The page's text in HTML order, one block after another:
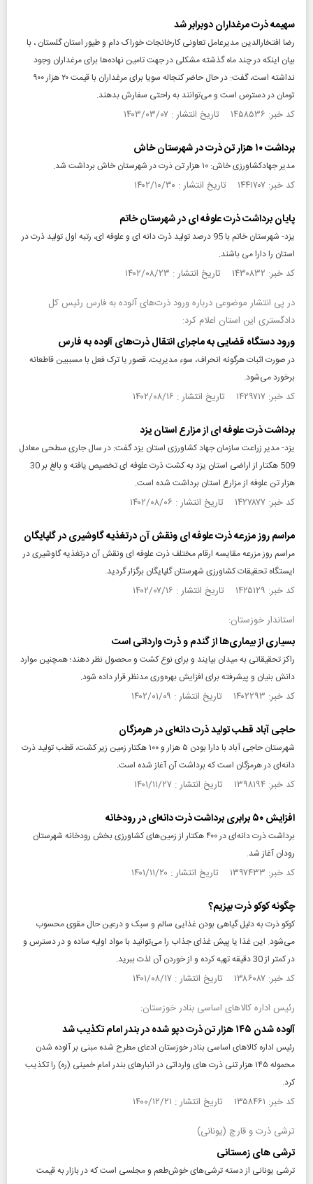
سهیمه ذرت مرغداران دوبرابر شد
رضا افتخارالدین مدیرعامل تعاونی کارخانجات خوراک دام و طیور استان گلستان ، با
بیان اینکه در چند ماه گذشته مشکلی در جهت تامین نهاده‌ها برای مرغداران وجود
نداشته است، گفت: در حال حاضر کنجاله سویا برای مرغداران با قیمت ۲۰ هزار ۹۰۰
تومان در دسترس است و می‌توانند به راحتی سفارش بدهند.
کد خبر: ۱۴۵۸۵۳۶ تاریخ انتشار : ۱۴۰۳/۰۳/۰۷
برداشت ۱۰ هزار تن ذرت در شهرستان خاش
مدیر جهادکشاورزی خاش: ۱۰ هزار تن ذرت در شهرستان خاش برداشت شد.
کد خبر: ۱۴۴۱۷۰۷ تاریخ انتشار : ۱۴۰۲/۱۰/۳۰
پایان برداشت ذرت علوفه ای در شهرستان خاتم
یزد- شهرستان خاتم با 95 درصد تولید ذرت دانه ای و علوفه ای، رتبه اول تولید ذرت در
استان را دارا می باشند.
کد خبر: ۱۴۳۰۸۳۲ تاریخ انتشار : ۱۴۰۲/۰۸/۲۳
در پی انتشار موضوعی درباره ورود ذرت‌های آلوده به فارس رئیس کل
دادگستری این استان اعلام کرد:
ورود دستگاه قضایی به ماجرای انتقال ذرت‌های آلوده به فارس
در صورت اثبات هرگونه انحراف، سوء مدیریت، قصور یا ترک فعل با مسببین قاطعانه
برخورد می‌شود.
کد خبر: ۱۴۲۹۷۱۷ تاریخ انتشار : ۱۴۰۲/۰۸/۱۶
برداشت ذرت علوفه ای از مزارع استان یزد
یزد- مدیر زراعت سازمان جهاد کشاورزی استان یزد گفت: در سال جاری سطحی معادل
509 هکتار از اراضی استان یزد به کشت ذرت علوفه ای تخصیص یافته و بالغ بر 30
هزار تن علوفه از مزارع استان برداشت شده است.
کد خبر: ۱۴۲۷۸۷۷ تاریخ انتشار : ۱۴۰۲/۰۸/۰۶
مراسم روز مزرعه ذرت علوفه ای ونقش آن درتغذیه گاوشیری در گلپایگان
مراسم روز مزرعه مقایسه ارقام مختلف ذرت علوفه ای ونقش آن درتغذیه گاوشیری در
ایستگاه تحقیقات کشاورزی شهرستان گلپایگان برگزار گردید.
کد خبر: ۱۴۲۵۱۲۹ تاریخ انتشار : ۱۴۰۲/۰۷/۱۶
استاندار خوزستان:
بسیاری از بیماری‌ها از گندم و ذرت وارداتی است
راکز تحقیقاتی به میدان بیایند و برای نوع کشت و محصول نظر دهند؛ همچنین موارد
دانش بنیان و پیشرفته برای افزایش بهره‌وری مدنظر قرار داده شود.
کد خبر: ۱۴۰۲۲۹۳ تاریخ انتشار : ۱۴۰۲/۰۱/۰۹
حاجی آباد قطب تولید ذرت دانه‌ای در هرمزگان
شهرستان حاجی آباد با دارا بودن ۵ هزار و ۱۰۰ هکتار زمین زیر کشت، قطب تولید ذرت
دانه‌ای در هرمزگان است که برداشت آن آغاز شده است.
کد خبر: ۱۳۹۸۱۹۴ تاریخ انتشار : ۱۴۰۱/۱۱/۲۷
افزایش ۵۰ برابری برداشت ذرت دانه‌ای در رودخانه
برداشت ذرت دانه‌ای در ۴۰۰ هکتار از زمین‌های کشاورزی بخش رودخانه شهرستان
رودان آغاز شد.
کد خبر: ۱۳۹۷۴۳۳ تاریخ انتشار : ۱۴۰۱/۱۱/۲۰
چگونه کوکو ذرت بپزیم؟
کوکو ذرت به دلیل گیاهی بودن غذایی سالم و سبک و درعین حال مقوی محسوب
می‌شود. این غذا یا پیش غذای جذاب را می‌توانید با مواد اولیه ساده و در دسترس و
در کمتر از 30 دقیقه تهیه کرده و از خوردن آن لذت ببرید.
کد خبر: ۱۳۸۶۰۸۷ تاریخ انتشار : ۱۴۰۱/۰۸/۱۷
رئیس اداره کالاهای اساسی بنادر خوزستان:
آلوده شدن ۱۴۵ هزار تن ذرت دپو شده در بندر امام تکذیب شد
رئیس اداره کالاهای اساسی بنادر خوزستان ادعای مطرح شده مبنی بر آلوده شدن
محموله ۱۴۵ هزار تنی ذرت‌ های وارداتی در انبارهای بندر امام خمینی (ره) را تکذیب
کرد.
کد خبر: ۱۳۵۸۴۶۱ تاریخ انتشار : ۱۴۰۰/۱۲/۲۱
ترشی ذرت و قارچ (یونانی)
ترشی‌ های زمستانی
ترشی یونانی از دسته ترشی‌های خوش‌طعم و مجلسی است که در بازار به قیمت